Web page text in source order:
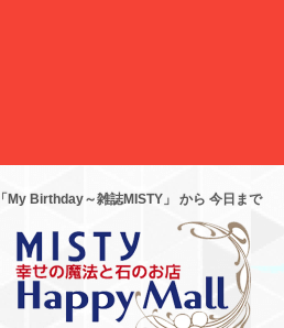
「My Birthday～雑誌MISTY」 から 今日まで